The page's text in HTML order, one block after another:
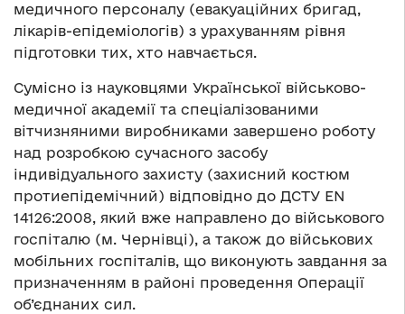
медичного персоналу (евакуаційних бригад,
лікарів-епідеміологів) з урахуванням рівня
підготовки тих, хто навчається.
Сумісно із науковцями Української військово-
медичної академії та спеціалізованими
вітчизняними виробниками завершено роботу
над розробкою сучасного засобу
індивідуального захисту (захисний костюм
протиепідемічний) відповідно до ДСТУ ЕN
14126:2008, який вже направлено до військового
госпіталю (м. Чернівці), а також до військових
мобільних госпіталів, що виконують завдання за
призначенням в районі проведення Операції
об’єднаних сил.